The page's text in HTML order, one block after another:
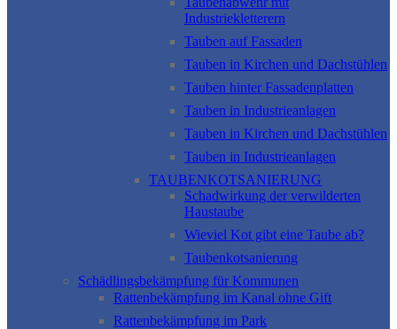
Industriekletterern
Tauben auf Fassaden
Tauben in Kirchen und Dachstühlen
Tauben hinter Fassadenplatten
Tauben in Industrieanlagen
Tauben in Kirchen und Dachstühlen
Tauben in Industrieanlagen
TAUBENKOTSANIERUNG
Schadwirkung der verwilderten
Haustaube
Wieviel Kot gibt eine Taube ab?
Taubenkotsanierung
Schädlingsbekämpfung für Kommunen
Rattenbekämpfung im Kanal ohne Gift
Rattenbekämpfung im Park